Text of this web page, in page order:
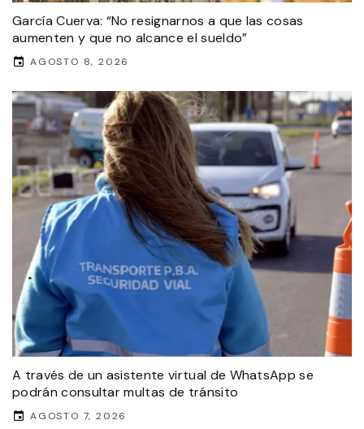
García Cuerva: “No resignarnos a que las cosas
aumenten y que no alcance el sueldo”
AGOSTO 8, 2026
A través de un asistente virtual de WhatsApp se
podrán consultar multas de tránsito
AGOSTO 7, 2026